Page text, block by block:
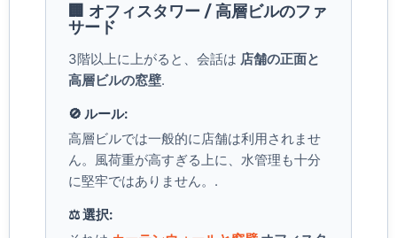
🏢 オフィスタワー / 高層ビルのファ
サード
3階以上に上がると、会話は 店舗の正面と
高層ビルの窓壁.
🚫 ルール:
高層ビルでは一般的に店舗は利用されませ
ん。風荷重が高すぎる上に、水管理も十分
に堅牢ではありません。.
⚖️ 選択: